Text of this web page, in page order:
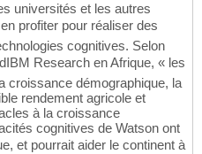
universités et les autres
profiter pour réaliser des
cognitives. Selon
Research en Afrique, « les
croissance démographique, la
rendement agricole et
à la croissance
cognitives de Watson ont
et pourrait aider le continent à